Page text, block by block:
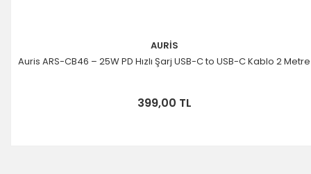
AURİS
Auris ARS-CB46 – 25W PD Hızlı Şarj USB-C to USB-C Kablo 2 Metre
399,00 TL